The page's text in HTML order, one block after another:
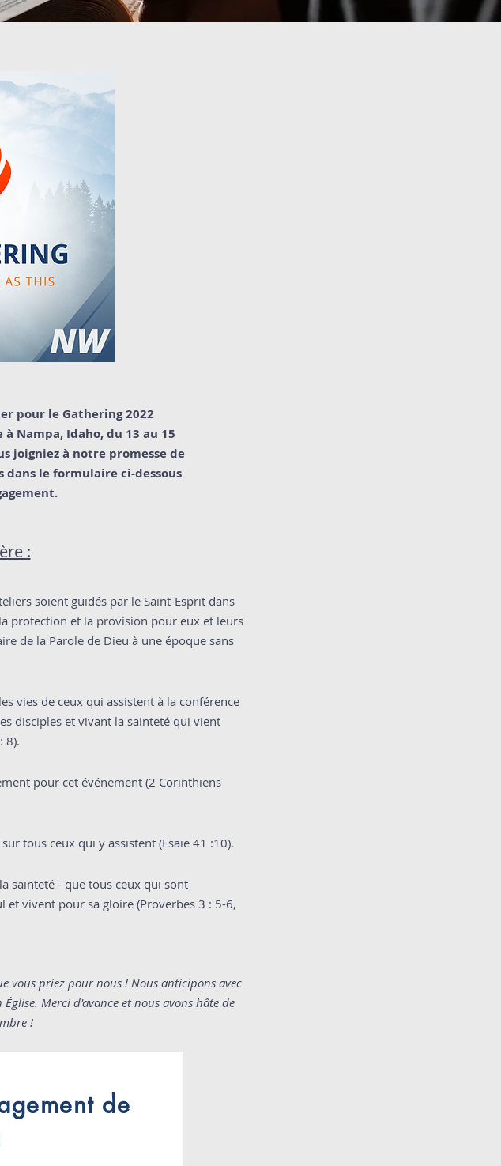
pour le Gathering 2022
Nampa, Idaho, du 13 au 15
joigniez à notre promesse de
le formulaire ci-dessous
:
soient guidés par le Saint-Esprit dans
protection et la provision pour eux et leurs
de la Parole de Dieu à une époque sans
vies de ceux qui assistent à la conférence
disciples et vivant la sainteté qui vient
8).
pour cet événement (2 Corinthiens
tous ceux qui y assistent (Esaïe 41 :10).
sainteté - que tous ceux qui sont
et vivent pour sa gloire (Proverbes 3 : 5-6,
vous priez pour nous ! Nous anticipons avec
Merci d'avance et nous avons hâte de
!
de